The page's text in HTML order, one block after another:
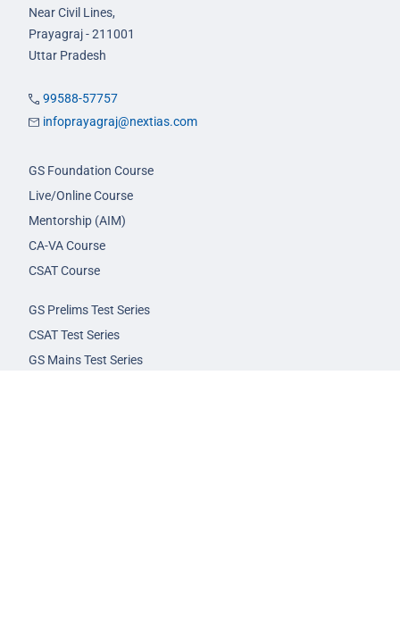
Near Civil Lines,
Prayagraj - 211001
Uttar Pradesh
99588-57757
infoprayagraj@nextias.com
GS Foundation Course
Live/Online Course
Mentorship (AIM)
CA-VA Course
CSAT Course
GS Prelims Test Series
CSAT Test Series
GS Mains Test Series